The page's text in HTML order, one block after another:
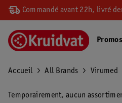
Commandé avant 22h, livré
Promos
Accueil All Brands Virumed
Temporairement, aucun